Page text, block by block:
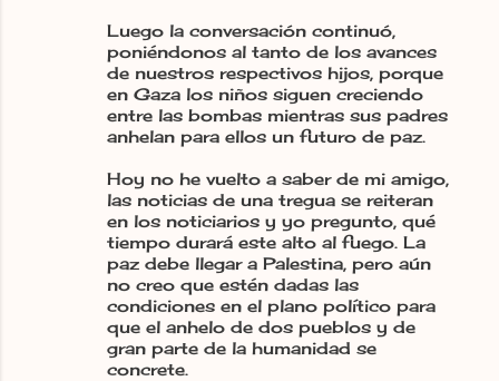
Luego la conversación continuó,
poniéndonos al tanto de los avances
de nuestros respectivos hijos, porque
en Gaza los niños siguen creciendo
entre las bombas mientras sus padres
anhelan para ellos un futuro de paz.
Hoy no he vuelto a saber de mi amigo,
las noticias de una tregua se reiteran
en los noticiarios y yo pregunto, qué
tiempo durará este alto al fuego. La
paz debe llegar a Palestina, pero aún
no creo que estén dadas las
condiciones en el plano político para
que el anhelo de dos pueblos y de
gran parte de la humanidad se
concrete.